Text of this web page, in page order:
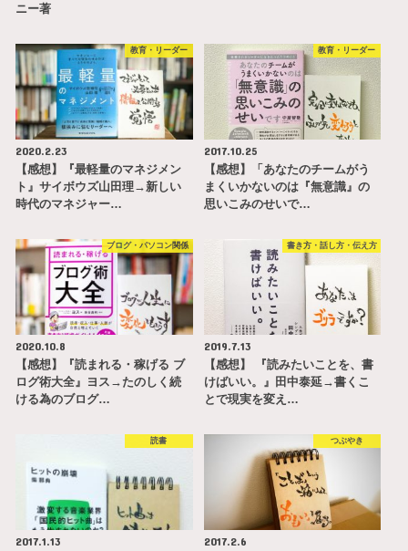
ニー著
教育・リーダー
2020.2.23
【感想】『最軽量のマネジメン
ト』サイボウズ山田理→新しい
時代のマネジャー…
教育・リーダー
2017.10.25
【感想】「あなたのチームがう
まくいかないのは『無意識』の
思いこみのせいで…
ブログ・パソコン関係
2020.10.8
【感想】『読まれる・稼げる ブ
ログ術大全』ヨス→たのしく続
ける為のブログ…
書き方・話し方・伝え方
2019.7.13
【感想】 『読みたいことを、書
けばいい。』田中泰延→書くこ
とで現実を変え…
読書
2017.1.13
つぶやき
2017.2.6